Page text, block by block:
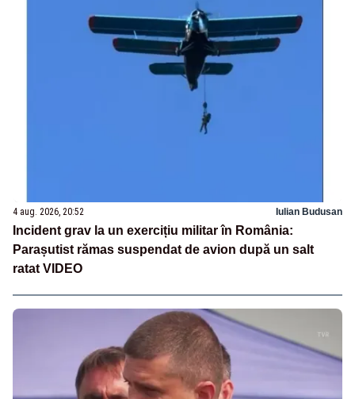
4 aug. 2026, 20:52 Iulian Budusan
Incident grav la un exercițiu militar în România:
Parașutist rămas suspendat de avion după un salt
ratat VIDEO